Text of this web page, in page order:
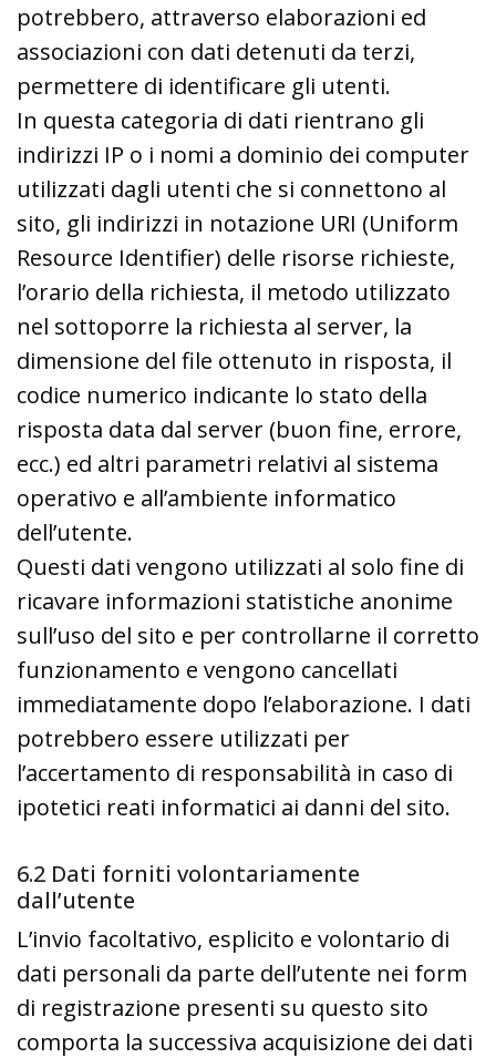
potrebbero, attraverso elaborazioni ed
associazioni con dati detenuti da terzi,
permettere di identificare gli utenti.
In questa categoria di dati rientrano gli
indirizzi IP o i nomi a dominio dei computer
utilizzati dagli utenti che si connettono al
sito, gli indirizzi in notazione URI (Uniform
Resource Identifier) delle risorse richieste,
l’orario della richiesta, il metodo utilizzato
nel sottoporre la richiesta al server, la
dimensione del file ottenuto in risposta, il
codice numerico indicante lo stato della
risposta data dal server (buon fine, errore,
ecc.) ed altri parametri relativi al sistema
operativo e all’ambiente informatico
dell’utente.
Questi dati vengono utilizzati al solo fine di
ricavare informazioni statistiche anonime
sull’uso del sito e per controllarne il corretto
funzionamento e vengono cancellati
immediatamente dopo l’elaborazione. I dati
potrebbero essere utilizzati per
l’accertamento di responsabilità in caso di
ipotetici reati informatici ai danni del sito.
6.2 Dati forniti volontariamente
dall’utente
L’invio facoltativo, esplicito e volontario di
dati personali da parte dell’utente nei form
di registrazione presenti su questo sito
comporta la successiva acquisizione dei dati